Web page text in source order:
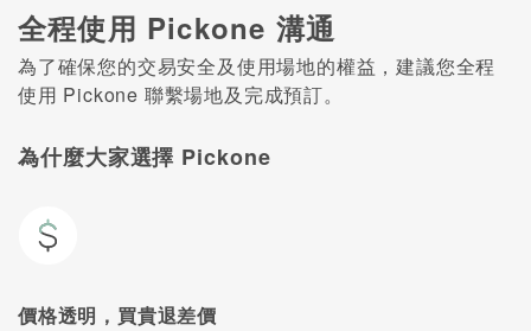
全程使用 Pickone 溝通
為了確保您的交易安全及使用場地的權益，建議您全程
使用 Pickone 聯繫場地及完成預訂。
為什麼大家選擇 Pickone
價格透明，買貴退差價